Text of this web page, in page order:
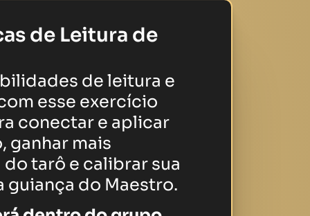
de Leitura de
de leitura e
esse exercício
conectar e aplicar
ganhar mais
tarô e calibrar sua
do Maestro.